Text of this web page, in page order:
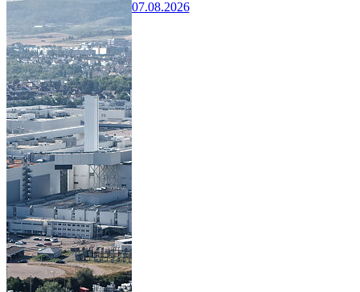
07.08.2026